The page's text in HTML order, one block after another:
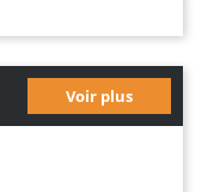
Voir plus